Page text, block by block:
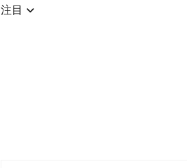
注目